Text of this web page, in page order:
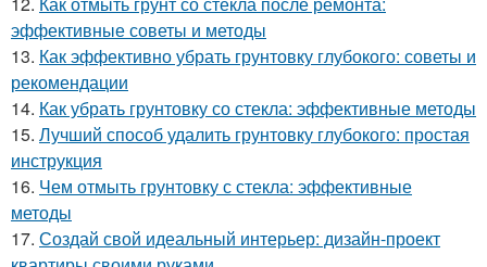
эффективные советы и методы
13. Как эффективно убрать грунтовку глубокого: советы и
рекомендации
14. Как убрать грунтовку со стекла: эффективные методы
15. Лучший способ удалить грунтовку глубокого: простая
инструкция
16. Чем отмыть грунтовку с стекла: эффективные
методы
17. Создай свой идеальный интерьер: дизайн-проект